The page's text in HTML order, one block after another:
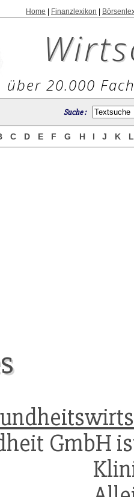
Home Finanzlexikon
über 20.000
Suche :
C D E F G H I J K
GmbH